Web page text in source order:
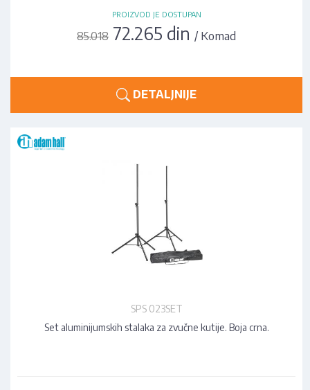
PROIZVOD JE DOSTUPAN
85.018 72.265 din / Komad
DETALJNIJE
SPS 023SET
Set aluminijumskih stalaka za zvučne kutije. Boja crna.